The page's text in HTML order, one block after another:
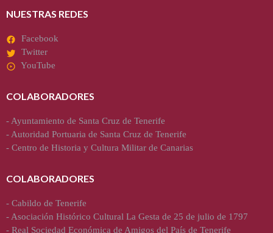
entradas
NUESTRAS REDES
Facebook
Twitter
YouTube
COLABORADORES
- Ayuntamiento de Santa Cruz de Tenerife
- Autoridad Portuaria de Santa Cruz de Tenerife
- Centro de Historia y Cultura Militar de Canarias
COLABORADORES
- Cabildo de Tenerife
- Asociación Histórico Cultural La Gesta de 25 de julio de 1797
- Real Sociedad Económica de Amigos del País de Tenerife